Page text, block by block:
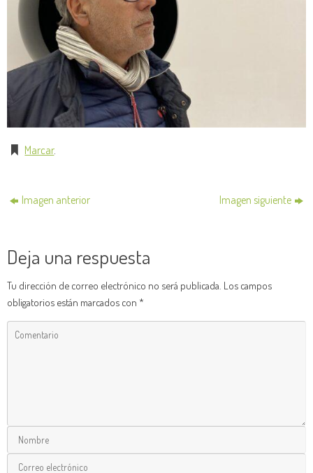
Marcar.
Imagen anterior Imagen siguiente
Deja una respuesta
Tu dirección de correo electrónico no será publicada. Los campos
obligatorios están marcados con *